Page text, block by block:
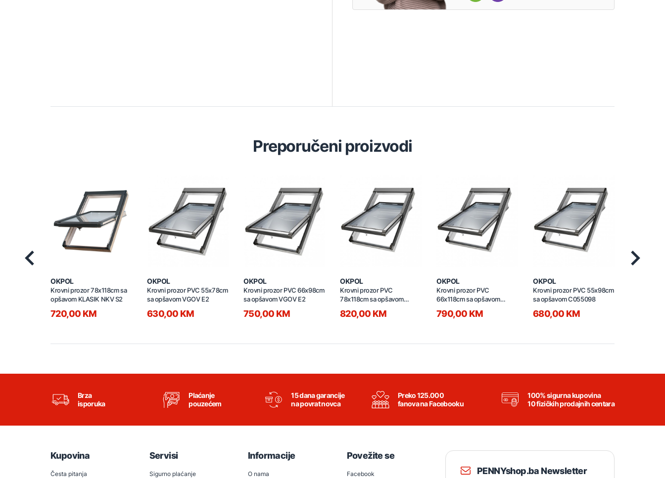
Preporučeni proizvodi
OKPOL
Krovni prozor 78x118cm sa
opšavom KLASIK NKV S2
720,00 KM
OKPOL
Krovni prozor PVC 55x78cm
sa opšavom VGOV E2
630,00 KM
OKPOL
Krovni prozor PVC 66x98cm
sa opšavom VGOV E2
750,00 KM
OKPOL
Krovni prozor PVC
78x118cm sa opšavom
C078118
820,00 KM
OKPOL
Krovni prozor PVC
66x118cm sa opšavom
C066118
790,00 KM
OKPOL
Krovni prozor PVC 55x98cm
sa opšavom C055098
680,00 KM
Brza
isporuka
Plaćanje
pouzećem
15 dana garancije
na povrat novca
Preko 125.000
fanova na Facebooku
100% sigurna kupovina
10 fizičkih prodajnih centara
PENNYshop.ba Newsletter
Kupovina
Česta pitanja
Servisi
Sigurno plaćanje
Informacije
O nama
Povežite se
Facebook